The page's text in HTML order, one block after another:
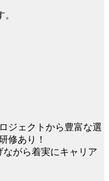
ジェクトから豊富な選
修あり！
がら着実にキャリア